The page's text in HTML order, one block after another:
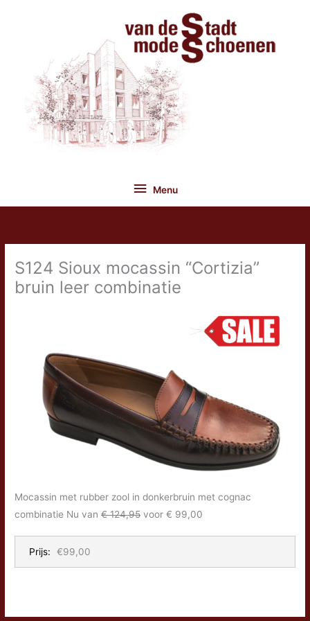
Menu
Menu
S124 Sioux mocassin “Cortizia”
bruin leer combinatie
Mocassin met rubber zool in donkerbruin met cognac
combinatie Nu van€ 124,95 voor € 99,00
Prijs: €99,00